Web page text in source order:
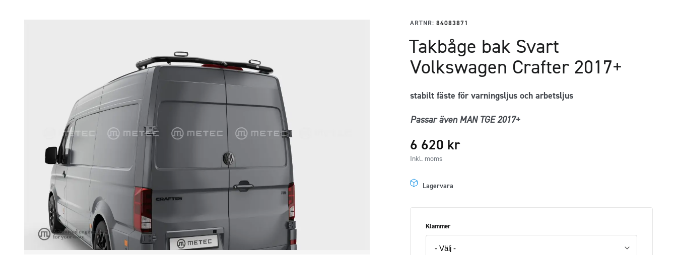
ARTNR:84083871
Takbåge bak Svart
Volkswagen Crafter 2017+
stabilt fäste för varningsljus och arbetsljus
Passar även MAN TGE 2017+
6 620 kr
Inkl. moms
Lagervara
Klammer